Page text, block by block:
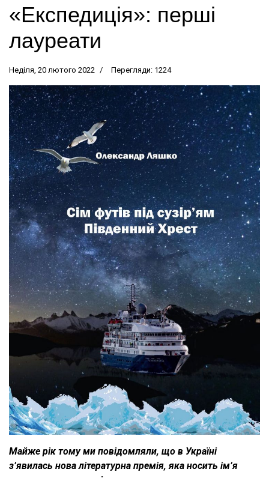
«Експедиція»: перші
лауреати
Неділя, 20 лютого 2022 Перегляди: 1224
Майже рік тому ми повідомляли, що в Україні
з’явилась нова літературна премія, яка носить ім’я